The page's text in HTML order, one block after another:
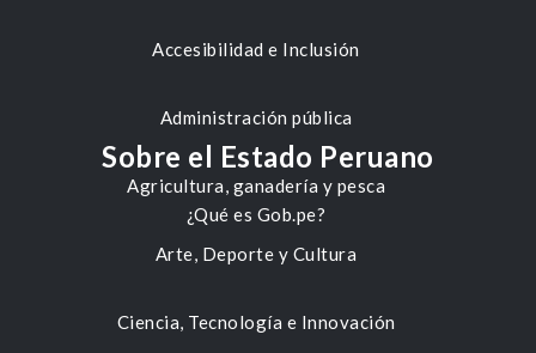
Accesibilidad e Inclusión
Administración pública
Agricultura, ganadería y pesca
Arte, Deporte y Cultura
Ciencia, Tecnología e Innovación
Sobre el Estado Peruano
¿Qué es Gob.pe?